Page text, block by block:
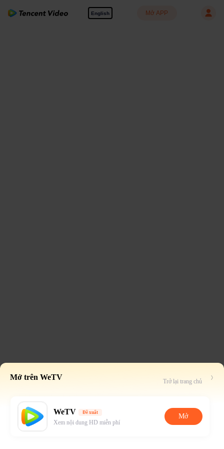
English Mở APP
Mở trên WeTV Trở lại trang chủ
WeTV Đề xuất
Xem nội dung HD miễn phí
Mở